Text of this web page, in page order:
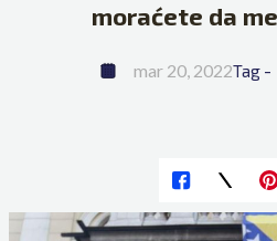
moraćete da
mar 20, 2022Tag -